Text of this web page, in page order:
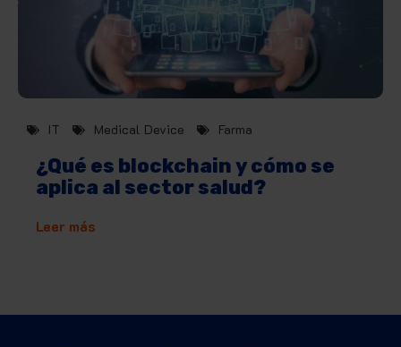
IT Medical Device Farma
¿Qué es blockchain y cómo se
aplica al sector salud?
Leer más